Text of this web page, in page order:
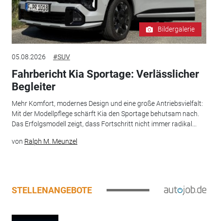
Bildergalerie
05.08.2026 #SUV
Fahrbericht Kia Sportage: Verlässlicher
Begleiter
Mehr Komfort, modernes Design und eine große Antriebsvielfalt:
Mit der Modellpflege schärft Kia den Sportage behutsam nach.
Das Erfolgsmodell zeigt, dass Fortschritt nicht immer radikal...
von Ralph M. Meunzel
STELLENANGEBOTE